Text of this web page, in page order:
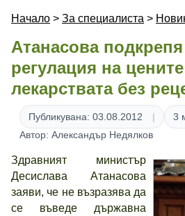
Начало > За специалиста >
Атанасова
регулация на
лекарствата без
Публикувана: 03.08.2012
3
Автор: Александър Недялков
Здравният министър
Десислава Атанасова
заяви, че не възразява да
се въведе държавна